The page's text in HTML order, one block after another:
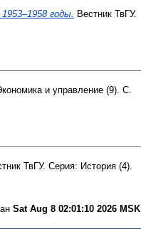
годы.
Вестник ТвГУ.
и управление (9). С.
ТвГУ. Серия: История (4).
Sat Aug 8 02:01:10 2026 MSK